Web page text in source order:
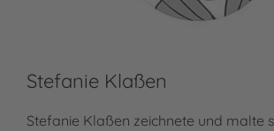
Stefanie Klaßen
Stefanie Klaßen zeichnete und malte